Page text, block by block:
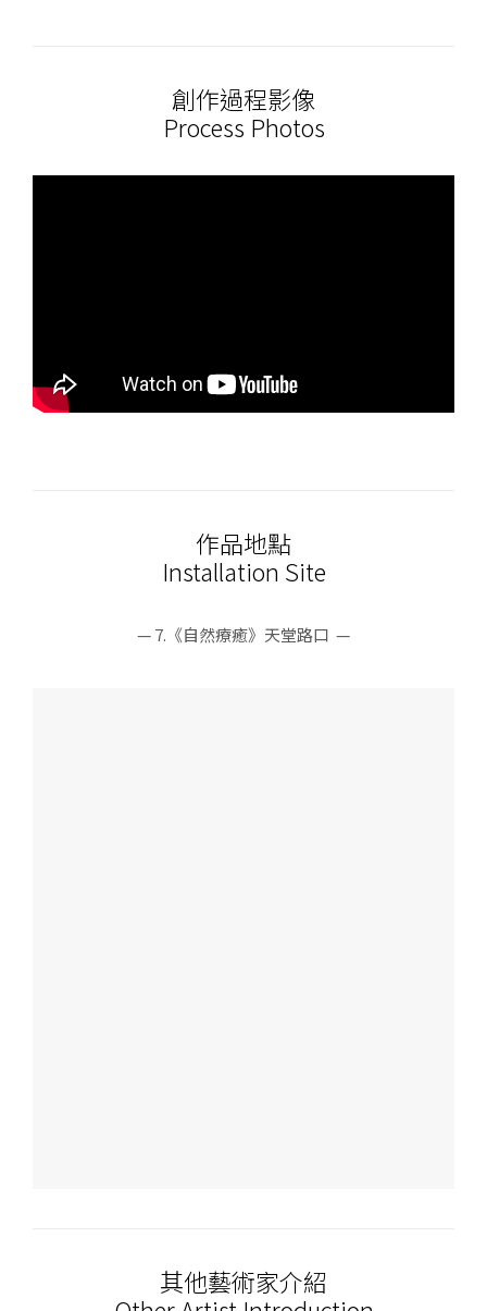
創作過程影像
Process Photos
作品地點
Installation Site
— 7.《自然療癒》天堂路口 —
其他藝術家介紹